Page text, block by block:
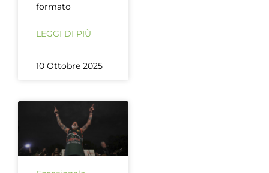
formato
LEGGI DI PIÙ
10 Ottobre 2025